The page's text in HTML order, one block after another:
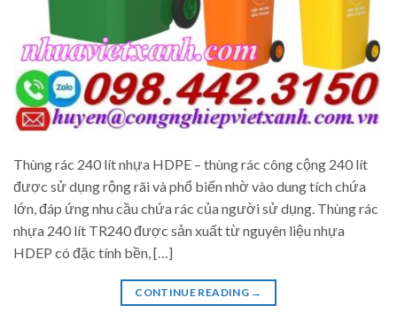
Thùng rác 240 lít nhựa HDPE – thùng rác công cộng 240 lít
được sử dụng rộng rãi và phổ biến nhờ vào dung tích chứa
lớn, đáp ứng nhu cầu chứa rác của người sử dụng. Thùng rác
nhựa 240 lít TR240 được sản xuất từ nguyên liệu nhựa
HDEP có đặc tính bền, […]
CONTINUE READING →